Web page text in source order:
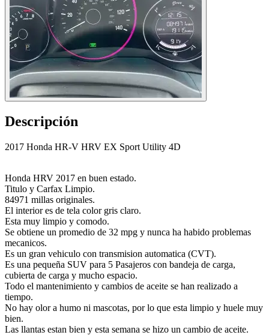
Descripción
2017 Honda HR-V HRV EX Sport Utility 4D
Honda HRV 2017 en buen estado.
Titulo y Carfax Limpio.
84971 millas originales.
El interior es de tela color gris claro.
Esta muy limpio y comodo.
Se obtiene un promedio de 32 mpg y nunca ha habido problemas
mecanicos.
Es un gran vehiculo con transmision automatica (CVT).
Es una pequeña SUV para 5 Pasajeros con bandeja de carga,
cubierta de carga y mucho espacio.
Todo el mantenimiento y cambios de aceite se han realizado a
tiempo.
No hay olor a humo ni mascotas, por lo que esta limpio y huele muy
bien.
Las llantas estan bien y esta semana se hizo un cambio de aceite.